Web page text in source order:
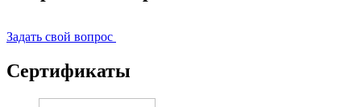
Задать свой вопрос
Сертификаты